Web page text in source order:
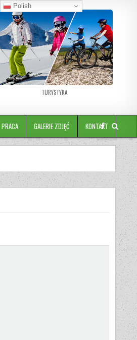
TURYSTYKA
PRACA GALERIE ZDJĘĆ KONTAKT
Polish